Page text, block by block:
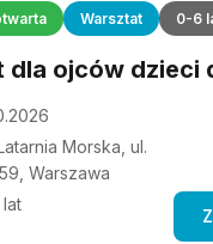
Warsztat 0-6
dla ojców dzieci
Morska, ul.
Warszawa